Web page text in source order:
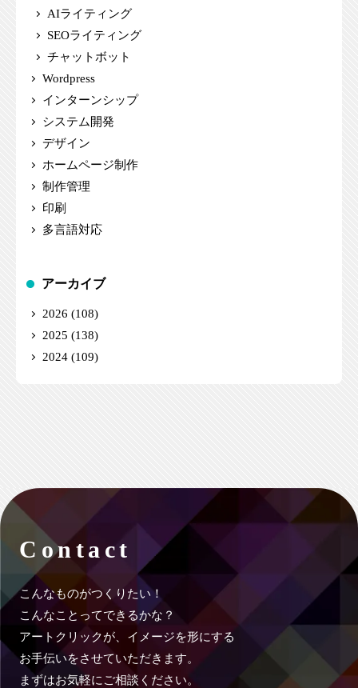
AIライティング
SEOライティング
チャットボット
Wordpress
インターンシップ
システム開発
デザイン
ホームページ制作
制作管理
印刷
多言語対応
アーカイブ
2026 (108)
2025 (138)
2024 (109)
Contact
こんなものがつくりたい！
こんなことってできるかな？
アートクリックが、イメージを形にする
お手伝いをさせていただきます。
まずはお気軽にご相談ください。